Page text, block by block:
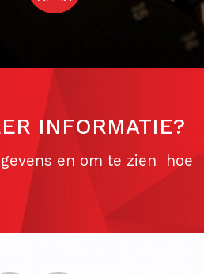
INFORMATIE?
en om te zien hoe